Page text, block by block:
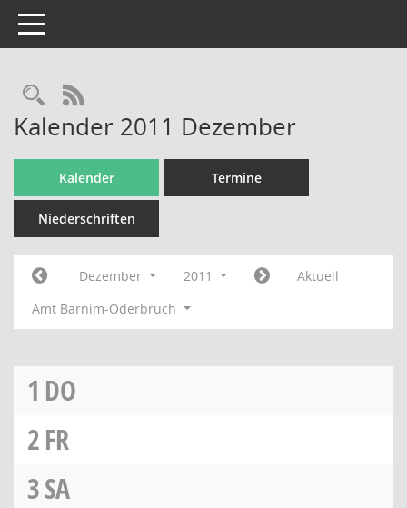
Toggle navigation
Rechercheauswahl
RSS-Feed
Kalender 2011 Dezember
Kalender Termine
Niederschriften
Dezember 2011
Aktuell
Amt Barnim-Oderbruch
1 DO
2FR
3SA